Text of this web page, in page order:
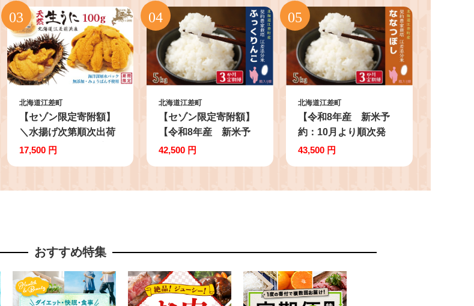
北海道江差町
【セゾン限定寄附額】
＼水揚げ次第順次出荷
／北海道 江差前浜産 生
用】令和8年 江差産キ
した自然の味 国産う
パック個包装
17,500 円
北海道江差町
【セゾン限定寄附額】
【令和8年産 新米予
約：10月より順次発
『ふっくりんこ』
白米 精米 お米 お
はん 農家直送 単一
原料米 ブランド米
42,500 円
北海道江差町
【令和8年産 新米予
約：10月より順次発
送】《定期便3か月》契
【5kg×3回】令和8年
こめ こめ ご飯 ご
原料米 ブランド米
甘みと粘りの調和
43,500 円
おすすめ特集